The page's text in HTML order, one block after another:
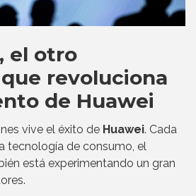
el otro
revoluciona
de Huawei
vive el éxito de Huawei. Cada
tecnología de consumo, el
está experimentando un gran